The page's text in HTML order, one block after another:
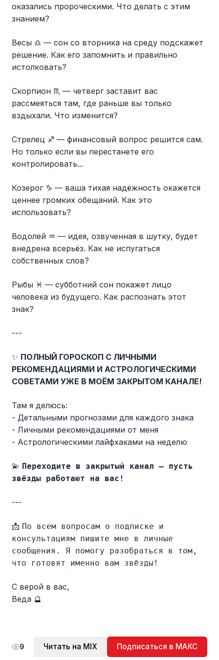
оказались пророческими. Что делать с этим
знанием?
Весы ♎️ — сон со вторника на среду подскажет
решение. Как его запомнить и правильно
истолковать?
Скорпион ♏️ — четверг заставит вас
рассмеяться там, где раньше вы только
вздыхали. Что изменится?
Стрелец ♐️ — финансовый вопрос решится сам.
Но только если вы перестанете его
контролировать...
Козерог ♑️ — ваша тихая надёжность окажется
ценнее громких обещаний. Как это
использовать?
Водолей ♒️ — идея, озвученная в шутку, будет
внедрена всерьёз. Как не испугаться
собственных слов?
Рыбы ♓️ — субботний сон покажет лицо
человека из будущего. Как распознать этот
знак?
---
✨ ПОЛНЫЙ ГОРОСКОП С ЛИЧНЫМИ
РЕКОМЕНДАЦИЯМИ И АСТРОЛОГИЧЕСКИМИ
СОВЕТАМИ УЖЕ В МОЁМ ЗАКРЫТОМ КАНАЛЕ!
Там я делюсь:
- Детальными прогнозами для каждого знака
- Личными рекомендациями от меня
- Астрологическими лайфхаками на неделю
💫 Переходите в закрытый канал — пусть
звёзды работают на вас!
---
📩 По всем вопросам о подписке и
консультациям пишите мне в личные
сообщения. Я помогу разобраться в том,
что готовят именно вам звёзды!
С верой в вас,
Веда 🔮
9 Читать на MIX Подписаться в МАКС